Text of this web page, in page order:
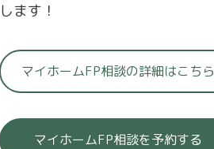
します！
マイホームFP相談の詳細はこちら
マイホームFP相談を予約する